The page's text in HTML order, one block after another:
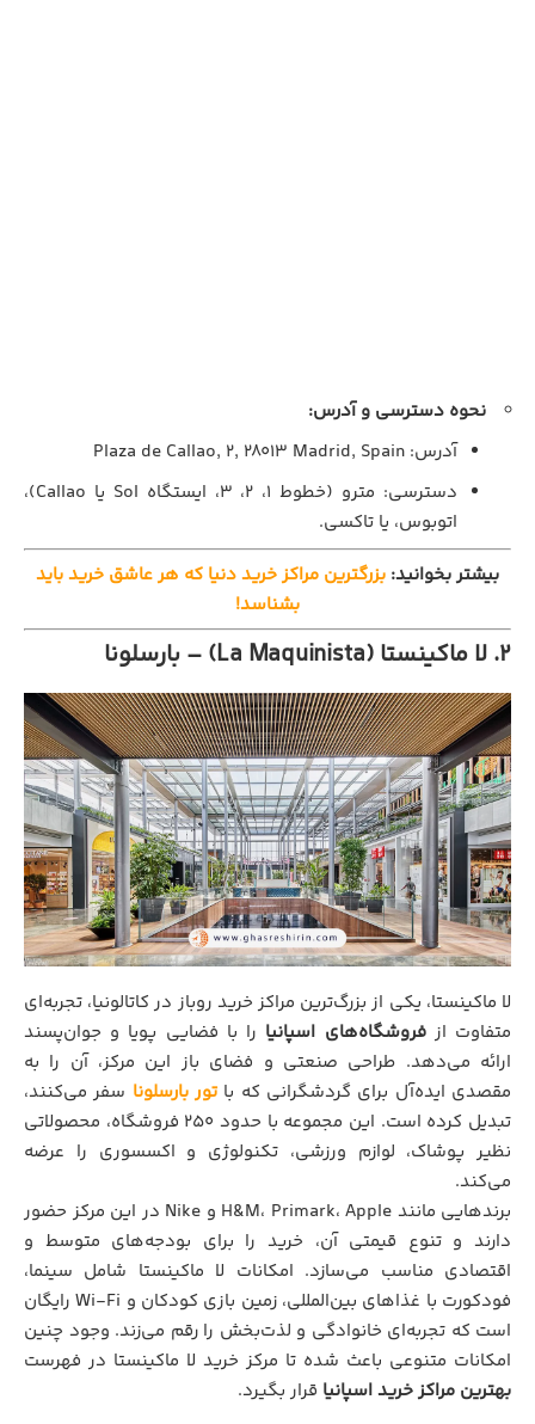
نحوه دسترسی و آدرس:
آدرس: Plaza de Callao, 2, 28013 Madrid, Spain
دسترسی: مترو (خطوط ۱، ۲، ۳، ایستگاه Sol یا Callao)،
اتوبوس، یا تاکسی.
بیشتر بخوانید: بزرگترین مراکز خرید دنیا که هر عاشق خرید باید
بشناسد!
۲. لا ماکینستا (La Maquinista) – بارسلونا
لا ماکینستا، یکی از بزرگ‌ترین مراکز خرید روباز در کاتالونیا، تجربه‌ای
متفاوت ازفروشگاه‌های اسپانیا را با فضایی پویا و جوان‌پسند
ارائه می‌دهد. طراحی صنعتی و فضای باز این مرکز، آن را به
مقصدی ایده‌آل برای گردشگرانی که باتور بارسلونا سفر می‌کنند،
تبدیل کرده است. این مجموعه با حدود ۲۵۰ فروشگاه، محصولاتی
نظیر پوشاک، لوازم ورزشی، تکنولوژی و اکسسوری را عرضه
می‌کند.
برندهایی مانند H&M، Primark، Apple و Nike در این مرکز حضور
دارند و تنوع قیمتی آن، خرید را برای بودجه‌های متوسط و
اقتصادی مناسب می‌سازد. امکانات لا ماکینستا شامل سینما،
فودکورت با غذاهای بین‌المللی، زمین بازی کودکان و Wi-Fi رایگان
است که تجربه‌ای خانوادگی و لذت‌بخش را رقم می‌زند. وجود چنین
امکانات متنوعی باعث شده تا مرکز خرید لا ماکینستا در فهرست
بهترین مراکز خرید اسپانیا قرار بگیرد.